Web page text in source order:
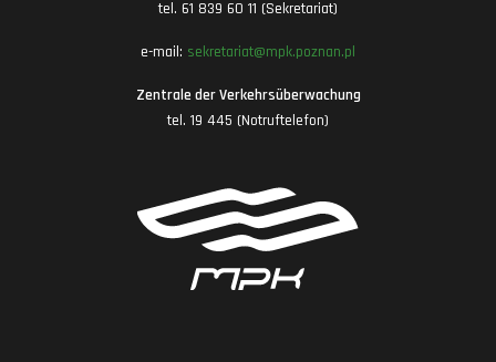
tel. 61 839 60 11 (Sekretariat)
e-mail: sekretariat@mpk.poznan.pl
Zentrale der Verkehrsüberwachung
tel. 19 445 (Notruftelefon)